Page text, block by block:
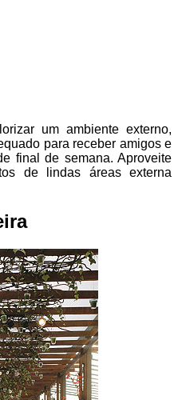
um ambiente externo,
para receber amigos e
final de semana. Aproveite
de lindas áreas externa